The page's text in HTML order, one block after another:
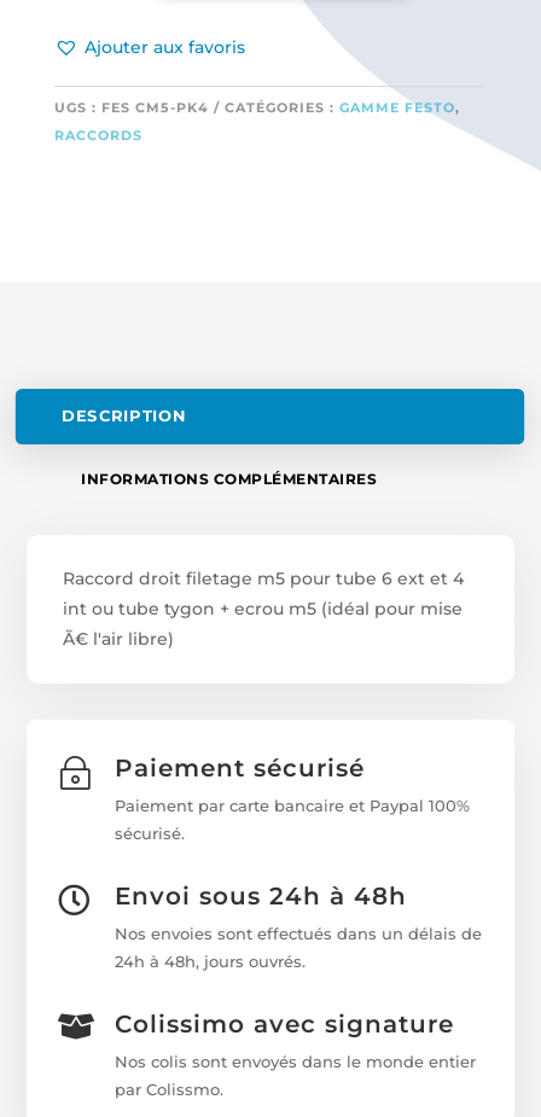
FILETAGE
POUR
TUBE
ECROU
L'AIR
LIBRE)
Ajouter aux favoris
UGS : FES CM5-PK4 CATÉGORIES : GAMME FESTO,
RACCORDS
DESCRIPTION
INFORMATIONS COMPLÉMENTAIRES
Raccord droit filetage m5 pour tube 6 ext et 4
int ou tube tygon + ecrou m5 (idéal pour mise
Ã€ l'air libre)
~ Paiement sécurisé
Paiement par carte bancaire et Paypal 100%
sécurisé.
 Envoi sous 24h à 48h
Nos envoies sont effectués dans un délais de
24h à 48h, jours ouvrés.
 Colissimo avec signature
Nos colis sont envoyés dans le monde entier
par Colissmo.